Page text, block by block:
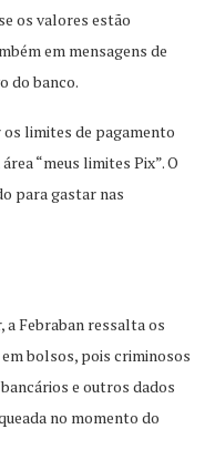
os valores estão
em mensagens de
do banco.
limites de pagamento
“meus limites Pix”. O
para gastar nas
a Febraban ressalta os
bolsos, pois criminosos
e outros dados
no momento do